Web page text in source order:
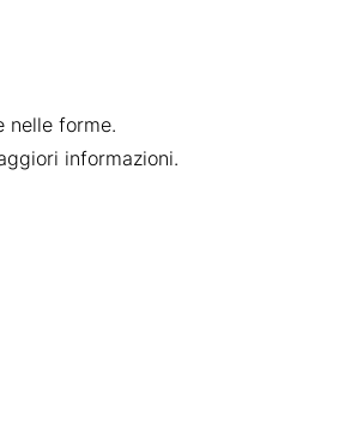
nelle forme.
informazioni.